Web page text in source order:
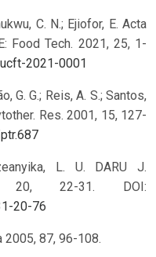
C. N.; Ejiofor, E. Acta
Food Tech. 2021, 25, 1-
2021-0001
G. G.; Reis, A. S.; Santos,
Res. 2001, 15, 127-
L. U. DARU J.
20, 22-31. DOI:
20-76
2005, 87, 96-108.